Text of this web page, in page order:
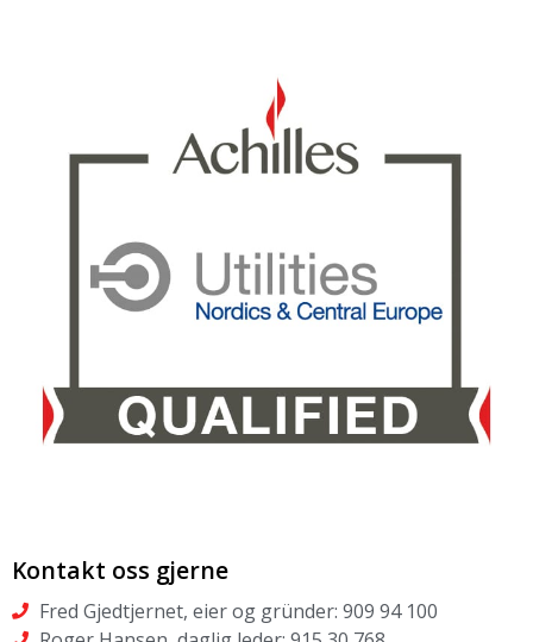
Kontakt oss gjerne
Fred Gjedtjernet, eier og gründer: 909 94 100